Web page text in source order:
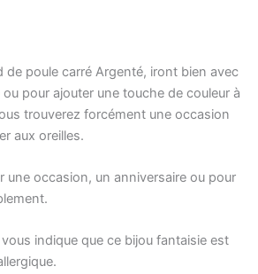
de poule carré Argenté, iront bien avec
pour ajouter une touche de couleur à
trouverez forcément une occasion
aux oreilles.
une occasion, un anniversaire ou pour
vous indique que ce bijou fantaisie est